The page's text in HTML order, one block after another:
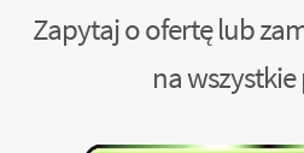
Zapytaj o ofertę lub
na